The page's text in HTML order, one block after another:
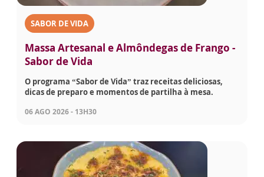
SABOR DE VIDA
Massa Artesanal e Almôndegas de Frango -
Sabor de Vida
O programa “Sabor de Vida” traz receitas deliciosas,
dicas de preparo e momentos de partilha à mesa.
06 AGO 2026 - 13H30